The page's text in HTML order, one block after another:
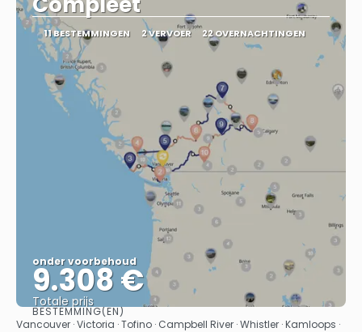
11 BESTEMMINGEN 2 VERVOER 22 OVERNACHTINGEN
onder voorbehoud
9.308 €
Totale prijs
Bekijk
BESTEMMING(EN)
Vancouver · Victoria · Tofino · Campbell River · Whistler · Kamloops ·